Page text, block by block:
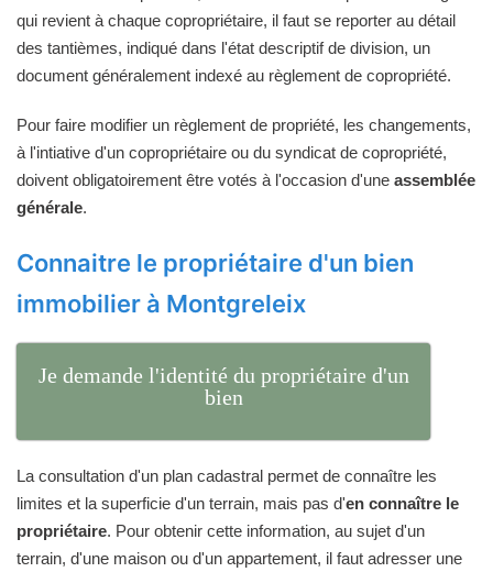
qui revient à chaque copropriétaire, il faut se reporter au détail
des tantièmes, indiqué dans l'état descriptif de division, un
document généralement indexé au règlement de copropriété.
Pour faire modifier un règlement de propriété, les changements,
à l'intiative d'un copropriétaire ou du syndicat de copropriété,
doivent obligatoirement être votés à l'occasion d'une assemblée
générale.
Connaitre le propriétaire d'un bien
immobilier à Montgreleix
Je demande l'identité du propriétaire d'un
bien
La consultation d'un plan cadastral permet de connaître les
limites et la superficie d'un terrain, mais pas d'en connaître le
propriétaire. Pour obtenir cette information, au sujet d'un
terrain, d'une maison ou d'un appartement, il faut adresser une